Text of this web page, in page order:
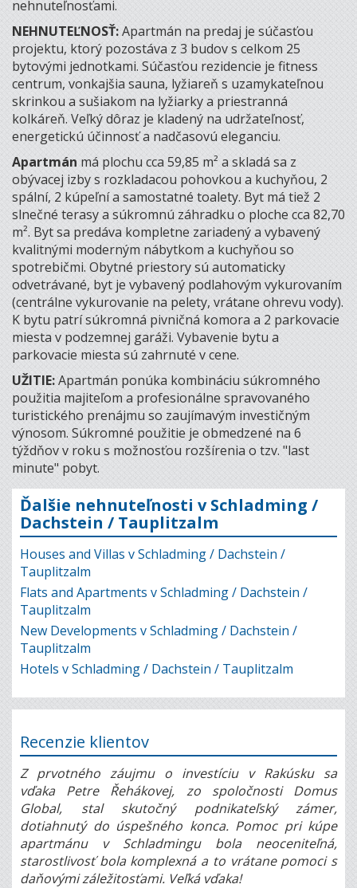
nehnuteľnosťami.
NEHNUTEĽNOSŤ:Apartmán na predaj je súčasťou
projektu, ktorý pozostáva z 3 budov s celkom 25
bytovými jednotkami. Súčasťou rezidencie je fitness
centrum, vonkajšia sauna, lyžiareň s uzamykateľnou
skrinkou a sušiakom na lyžiarky a priestranná
kolkáreň. Veľký dôraz je kladený na udržateľnosť,
energetickú účinnosť a nadčasovú eleganciu.
Apartmán má plochu cca 59,85 m² a skladá sa z
obývacej izby s rozkladacou pohovkou a kuchyňou, 2
spální, 2 kúpeľní a samostatné toalety. Byt má tiež 2
slnečné terasy a súkromnú záhradku o ploche cca 82,70
m². Byt sa predáva kompletne zariadený a vybavený
kvalitnými moderným nábytkom a kuchyňou so
spotrebičmi. Obytné priestory sú automaticky
odvetrávané, byt je vybavený podlahovým vykurovaním
(centrálne vykurovanie na pelety, vrátane ohrevu vody).
K bytu patrí súkromná pivničná komora a 2 parkovacie
miesta v podzemnej garáži. Vybavenie bytu a
parkovacie miesta sú zahrnuté v cene.
UŽITIE:Apartmán ponúka kombináciu súkromného
použitia majiteľom a profesionálne spravovaného
turistického prenájmu so zaujímavým investičným
výnosom. Súkromné ​​použitie je obmedzené na 6
týždňov v roku s možnosťou rozšírenia o tzv. "last
minute" pobyt.
Ďalšie nehnuteľnosti v Schladming /
Dachstein / Tauplitzalm
Houses and Villas v Schladming / Dachstein /
Tauplitzalm
Flats and Apartments v Schladming / Dachstein /
Tauplitzalm
New Developments v Schladming / Dachstein /
Tauplitzalm
Hotels v Schladming / Dachstein / Tauplitzalm
Recenzie klientov
Z prvotného záujmu o investíciu v Rakúsku sa
vďaka Petre Řehákovej, zo spoločnosti Domus
Global, stal skutočný podnikateľský zámer,
dotiahnutý do úspešného konca. Pomoc pri kúpe
apartmánu v Schladmingu bola neoceniteľná,
starostlivosť bola komplexná a to vrátane pomoci s
daňovými záležitosťami. Veľká vďaka!